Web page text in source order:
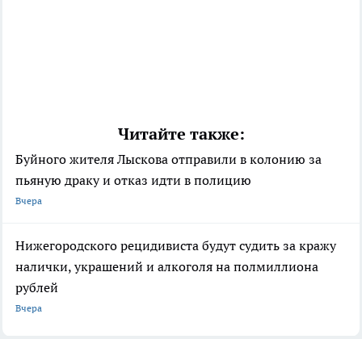
Читайте также:
Буйного жителя Лыскова отправили в колонию за
пьяную драку и отказ идти в полицию
Вчера
Нижегородского рецидивиста будут судить за кражу
налички, украшений и алкоголя на полмиллиона
рублей
Вчера